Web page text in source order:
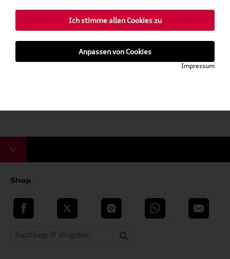
Shop
teilen Twitter Instagram WhatsApp E-Mail
Ich stimme allen Cookies zu
Anpassen von Cookies
Impressum